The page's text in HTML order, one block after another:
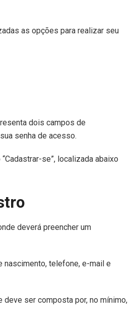
as opções para realizar seu
dois campos de
senha de acesso.
se”, localizada abaixo
deverá preencher um
nascimento, telefone, e-mail e
deve ser composta por, no mínimo,